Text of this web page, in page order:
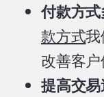
付款方式
款方式
改善客户
提高交易